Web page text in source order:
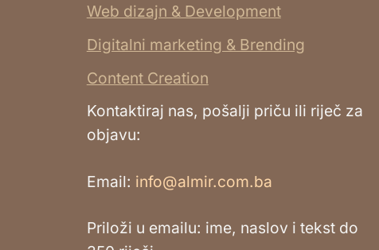
Web dizajn & Development
Digitalni marketing & Brending
Content Creation
Kontaktiraj nas, pošalji priču ili riječ za
objavu:
Email: info@almir.com.ba
Priloži u emailu: ime, naslov i tekst do